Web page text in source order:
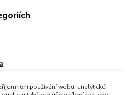
používání webu, analytické